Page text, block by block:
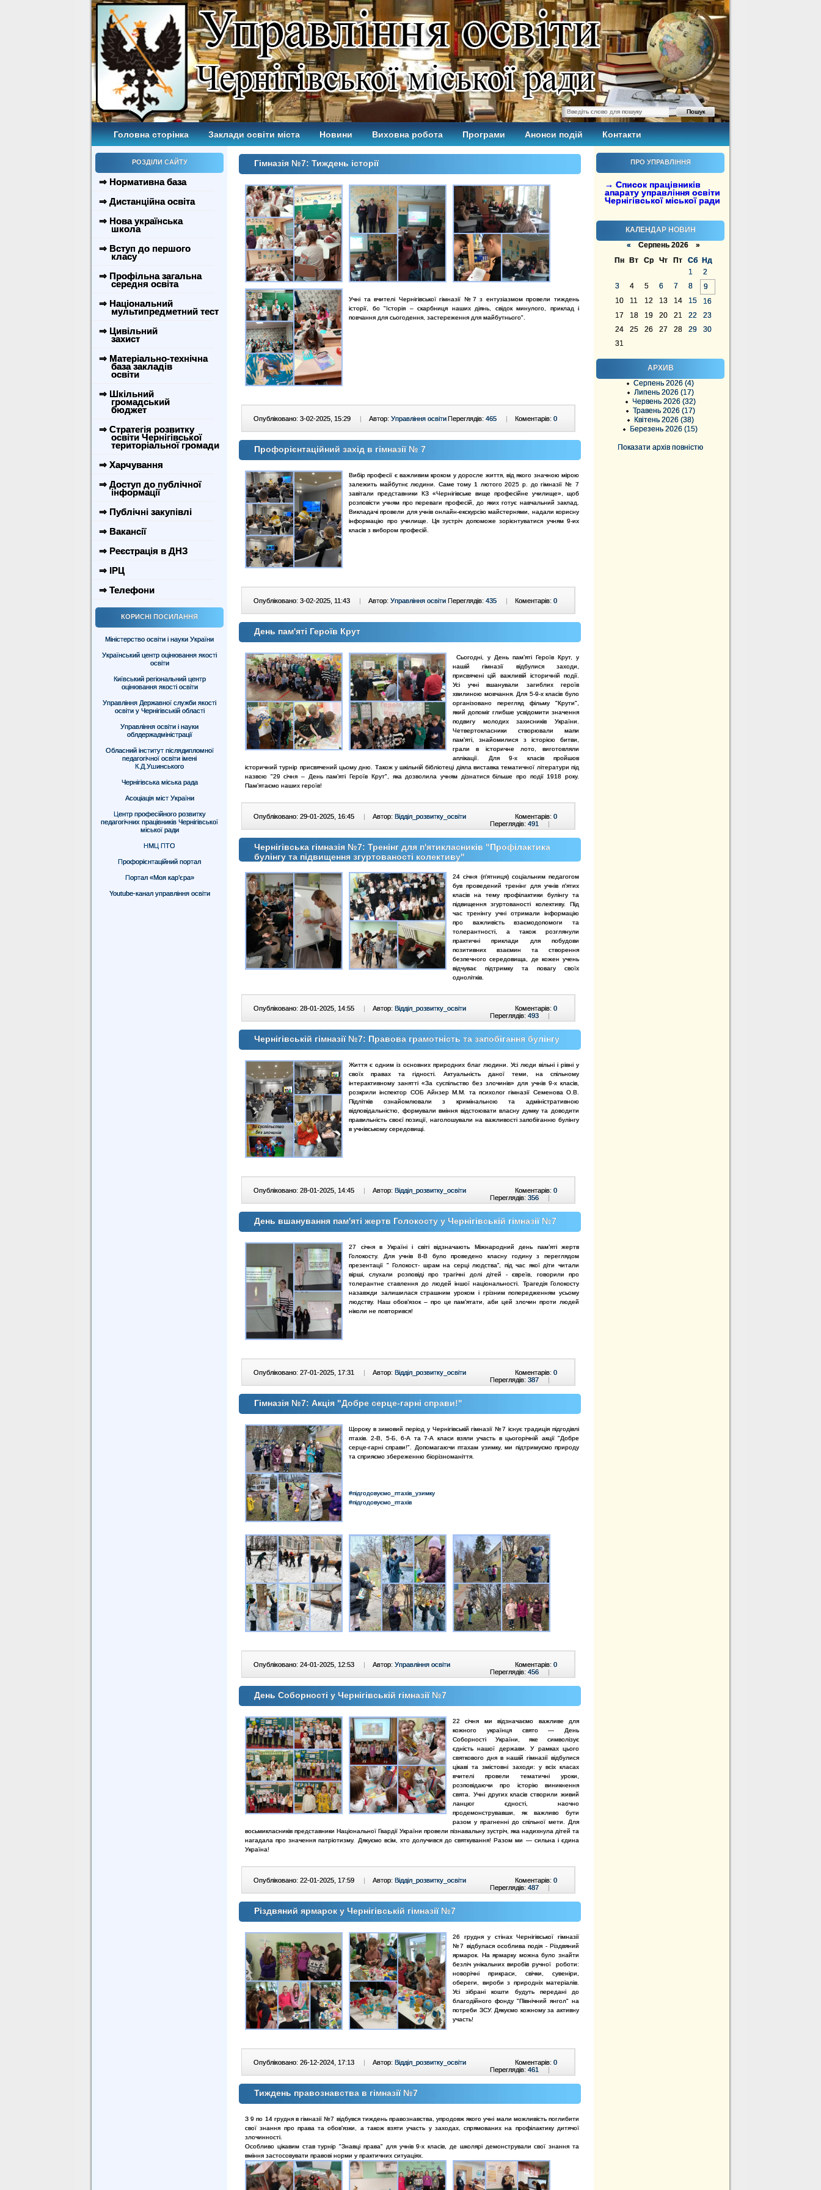
Головна сторінка Заклади освіти міста Новини Виховна робота Програми Анонси подій Контакти
РОЗДІЛИ САЙТУ
⇒ Нормативна база
⇒ Дистанційна освіта
⇒ Нова українська
школа
⇒ Вступ до першого
класу
⇒ Профільна загальна
середня освіта
⇒ Національний
мультипредметний тест
⇒ Цивільний
захист
⇒ Матеріально-технічна
база закладів
освіти
⇒ Шкільний
громадський
бюджет
⇒ Стратегія розвитку
освіти Чернігівської
територіальної громади
⇒ Харчування
⇒ Доступ до публічної
інформації
⇒ Публічні закупівлі
⇒ Вакансії
⇒ Реєстрація в ДНЗ
⇒ ІРЦ
⇒ Телефони
КОРИСНІ ПОСИЛАННЯ
Міністерство освіти і науки України
Український центр оцінювання якості
освіти
Київський регіональний центр
оцінювання якості освіти
Управління Державної служби якості
освіти у Чернігівській області
Управління освіти і науки
облдержадміністрації
Обласний інститут післядипломної
педагогічної освіти імені
К.Д.Ушинського
Чернігівська міська рада
Асоціація міст України
Центр професійного розвитку
педагогічних працівників Чернігівської
міської ради
НМЦ ПТО
Профорієнтаційний портал
Портал «Моя кар’єра»
Youtube-канал управління освіти
ПРО УПРАВЛІННЯ
→ Список працівників
апарату управління освіти
Чернігівської міської ради
КАЛЕНДАР НОВИН
« Серпень 2026 »
Пн
Вт Ср Чт Пт Сб
Нд
1
2
3
4 5 6 7 8
9
10
11 12 13 14 15
16
17
18 19 20 21 22
23
24
25 26 27 28 29
30
31
АРХИВ
Серпень 2026 (4)
Липень 2026 (17)
Червень 2026 (32)
Травень 2026 (17)
Квітень 2026 (38)
Березень 2026 (15)
Показати архів повністю
Гімназія №7: Тиждень історії
Учні та вчителі Чернігівської гімназії №7 з ентузіазмом провели тиждень
історії, бо "Історія – скарбниця наших діянь, свідок минулого, приклад і
повчання для сьогодення, застереження для майбутнього".
Опубліковано: 3-02-2025, 15:29 | Автор: Управління освіти Коментарів: 0
Переглядів: 465 |
Профорієнтаційний захід в гімназії № 7
Вибір професії є важливим кроком у доросле життя, від якого значною мірою
залежить майбутнє людини. Саме тому 1 лютого 2025 р. до гімназії № 7
завітали представники КЗ «Чернігівське вище професійне училище», щоб
розповісти учням про переваги професій, до яких готує навчальний заклад.
Викладачі провели для учнів онлайн-екскурсію майстернями, надали корисну
інформацію про училище. Ця зустріч допоможе зорієнтуватися учням 9-их
класів з вибором професій.
Опубліковано: 3-02-2025, 11:43 | Автор: Управління освіти Коментарів: 0
Переглядів: 435 |
День пам'яті Героїв Крут
Сьогодні, у День пам’яті Героїв Крут, у
нашій гімназії відбулися заходи,
присвячені цій важливій історичній події.
Усі учні вшанували загиблих героїв
хвилиною мовчання. Для 5-9-х класів було
організовано перегляд фільму "Крути",
який допоміг глибше усвідомити значення
подвигу молодих захисників України.
Четвертокласники створювали мапи
пам’яті, знайомилися з історією битви,
грали в історичне лото, виготовляли
аплікації. Для 9-х класів пройшов
історичний турнір присвячений цьому дню. Також у шкільній бібліотеці діяла виставка тематичної літератури під
назвою "29 січня – День пам’яті Героїв Крут", яка дозволила учням дізнатися більше про події 1918 року.
Пам’ятаємо наших героїв!
Опубліковано: 29-01-2025, 16:45 | Автор: Відділ_розвитку_освіти Коментарів: 0
Переглядів: 491 |
Чернігівська гімназія №7: Тренінг для п'ятикласників "Профілактика
булінгу та підвищення згуртованості колективу"
24 січня (п'ятниця) соціальним педагогом
був проведений тренінг для учнів п'ятих
класів на тему профілактики булінгу та
підвищення згуртованості колективу. Під
час тренінгу учні отримали інформацію
про важливість взаємодопомоги та
толерантності, а також розглянули
практичні приклади для побудови
позитивних взаємин та створення
безпечного середовища, де кожен учень
відчуває підтримку та повагу своїх
однолітків.
Опубліковано: 28-01-2025, 14:55 | Автор: Відділ_розвитку_освіти Коментарів: 0
Переглядів: 493 |
Чернігівській гімназії №7: Правова грамотність та запобігання булінгу
Життя є одним із основних природних благ людини. Усі люди вільні і рівні у
своїх правах та гідності. Актуальність даної теми, на спільному
інтерактивному занятті «За суспільство без злочинів» для учнів 9-х класів,
розкрили інспектор СОБ Айнзер М.М. та психолог гімназії Семенова О.В.
Підлітків ознайомлювали з кримінальною та адміністративною
відповідальністю, формували вміння відстоювати власну думку та доводити
правильність своєї позиції, наголошували на важливості запобіганню булінгу
в учнівському середовищі.
Опубліковано: 28-01-2025, 14:45 | Автор: Відділ_розвитку_освіти Коментарів: 0
Переглядів: 356 |
День вшанування пам'яті жертв Голокосту у Чернігівській гімназії №7
27 січня в Україні і світі відзначають Міжнародний день пам’яті жертв
Голокосту. Для учнів 8-В було проведено класну годину з переглядом
презентації " Голокост- шрам на серці людства”, під час якої діти читали
вірші, слухали розповіді про трагічні долі дітей - євреїв, говорили про
толерантне ставлення до людей іншої національності. Трагедія Голокосту
назавжди залишилася страшним уроком і грізним попередженням усьому
людству. Наш обов’язок – про це пам’ятати, аби цей злочин проти людей
ніколи не повторився!
Опубліковано: 27-01-2025, 17:31 | Автор: Відділ_розвитку_освіти Коментарів: 0
Переглядів: 387 |
Гімназія №7: Акція "Добре серце-гарні справи!"
Щороку в зимовий період у Чернігівській гімназії №7 існує традиція підгодівлі
птахів. 2-В, 5-Б, 6-А та 7-А класи взяли участь в цьогорічній акції "Добре
серце-гарні справи!". Допомагаючи птахам узимку, ми підтримуємо природу
та сприяємо збереженню біорізноманіття.
#підгодовуємо_птахів_узимку
#підгодовуємо_птахів
Опубліковано: 24-01-2025, 12:53 | Автор: Управління освіти Коментарів: 0
Переглядів: 456 |
День Соборності у Чернігівській гімназії №7
22 січня ми відзначаємо важливе для
кожного українця свято — День
Соборності України, яке символізує
єдність нашої держави. У рамках цього
святкового дня в нашій гімназії відбулися
цікаві та змістовні заходи: у всіх класах
вчителі провели тематичні уроки,
розповідаючи про історію виникнення
свята. Учні других класів створили живий
ланцюг єдності, наочно
продемонструвавши, як важливо бути
разом у прагненні до спільної мети. Для
восьмикласників представники Національної Гвардії України провели пізнавальну зустріч, яка надихнула дітей та
нагадала про значення патріотизму.
Дякуємо всім, хто долучився до святкування! Разом ми — сильна і єдина
Україна!
Опубліковано: 22-01-2025, 17:59 | Автор: Відділ_розвитку_освіти Коментарів: 0
Переглядів: 487 |
Різдвяний ярмарок у Чернігівській гімназії №7
26 грудня у стінах Чернігівської гімназії
№7 відбулася особлива подія - Різдвяний
ярмарок. На ярмарку можна було знайти
безліч унікальних виробів ручної роботи:
новорічні прикраси, свічки, сувеніри,
обереги, вироби з природніх матеріалів.
Усі зібрані кошти будуть передані до
благодійного фонду "Північний янгол" на
потреби ЗСУ. Дякуємо кожному за активну
участь!
Опубліковано: 26-12-2024, 17:13 | Автор: Відділ_розвитку_освіти Коментарів: 0
Переглядів: 461 |
Тиждень правознавства в гімназії №7
З 9 по 14 грудня в гімназії №7 відбувся тиждень правознавства, упродовж якого учні мали можливість поглибити
свої знання про права та обов'язки, а також взяти участь у заходах, спрямованих на профілактику дитячої
злочинності.
Особливо цікавим став турнір "Знавці права" для учнів 9-х класів, де школярі демонстрували свої знання та
вміння застосовувати правові норми у практичних ситуаціях.